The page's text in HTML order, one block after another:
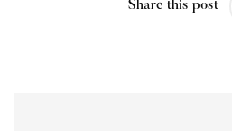
Share this post